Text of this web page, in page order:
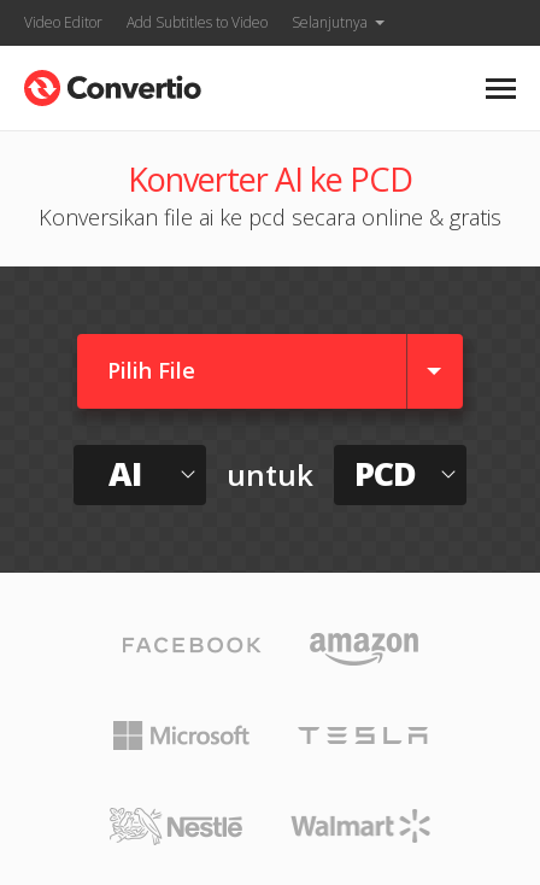
Video Editor Add Subtitles to Video Selanjutnya
Konverter AI ke PCD
Konversikan file ai ke pcd secara online & gratis
Pilih File
AI untuk PCD